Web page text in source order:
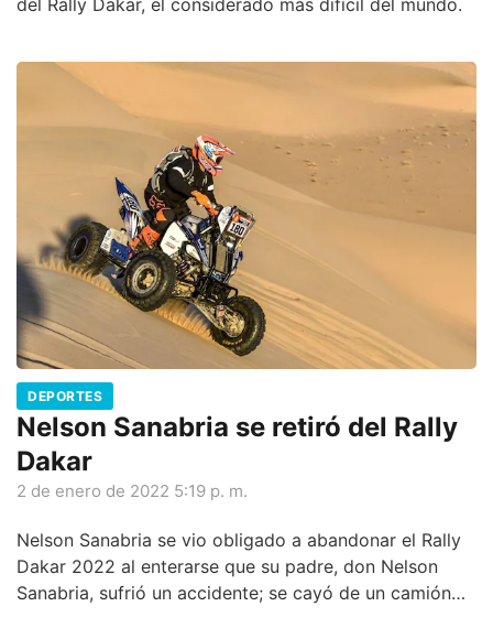
DEPORTES
Nelson Sanabria se retiró del Rally
Dakar
2 de enero de 2022 5:19 p. m.
Nelson Sanabria se vio obligado a abandonar el Rally
Dakar 2022 al enterarse que su padre, don Nelson
Sanabria, sufrió un accidente; se cayó de un camión